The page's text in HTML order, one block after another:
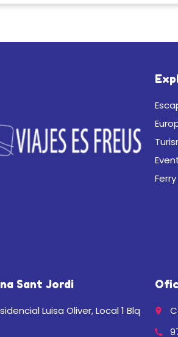
Ferry
Sant Jordi
Luisa Oliver, Local 1 Blq
place
call